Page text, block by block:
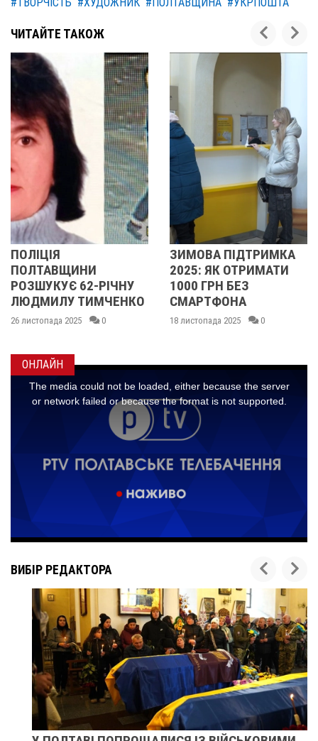
#ТВОРЧІСТЬ #ХУДОЖНИК #ПОЛТАВЩИНА #УКРПОШТА
ЧИТАЙТЕ ТАКОЖ
РІЧНУ
0
ЗИМОВА ПІДТРИМКА
2025: ЯК ОТРИМАТИ
1000 ГРН БЕЗ
СМАРТФОНА
18 листопада 2025 0
ПОЛІЦІЯ
РОЗШУКУЄ
ЛЮДМИЛУ
МАЛИНЕНКО
ОНЛАЙН
ВИБІР РЕДАКТОРА